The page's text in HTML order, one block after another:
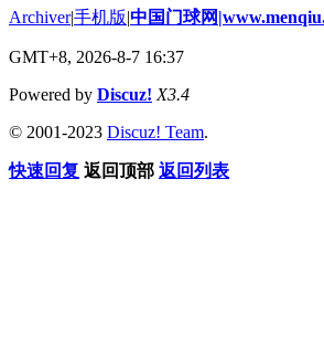
Archiver|手机版|中国门球网
GMT+8, 2026-8-7 16:37
Powered by Discuz! X3.4
© 2001-2023 Discuz! Team.
快速回复 返回顶部 返回列表